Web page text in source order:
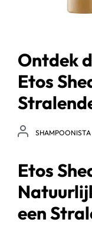
Ontdek
Etos
SHAMPOONISTA
Etos
een